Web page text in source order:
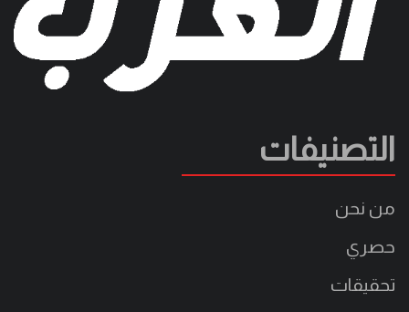
التصنيفات
من نحن
حصري
تحقيقات